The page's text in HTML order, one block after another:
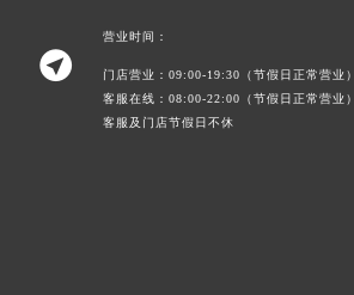

营业时间：
门店营业：09:00-19:30（节假日正常营业）
客服在线：08:00-22:00（节假日正常营业）
客服及门店节假日不休